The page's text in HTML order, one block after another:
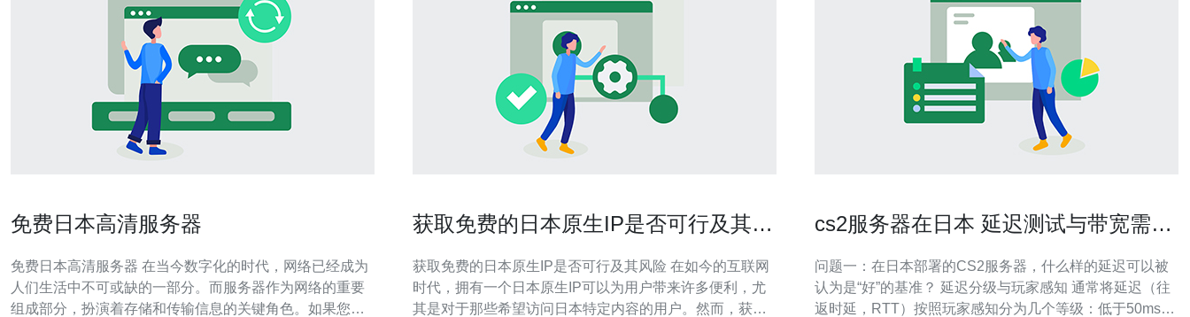
免费日本高清服务器
免费日本高清服务器 在当今数字化的时代，网络已经成为
人们生活中不可或缺的一部分。而服务器作为网络的重要
组成部分，扮演着存储和传输信息的关键角色。如果您正
获取免费的日本原生IP是否可行及其风
获取免费的日本原生IP是否可行及其风险 在如今的互联网
时代，拥有一个日本原生IP可以为用户带来许多便利，尤
其是对于那些希望访问日本特定内容的用户。然而，获取
cs2服务器在日本 延迟测试与带宽需求
问题一：在日本部署的CS2服务器，什么样的延迟可以被
认为是“好”的基准？ 延迟分级与玩家感知 通常将延迟（往
返时延，RTT）按照玩家感知分为几个等级：低于50ms为